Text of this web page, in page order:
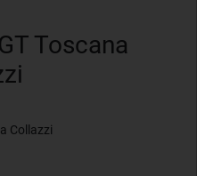
Toscana
Collazzi